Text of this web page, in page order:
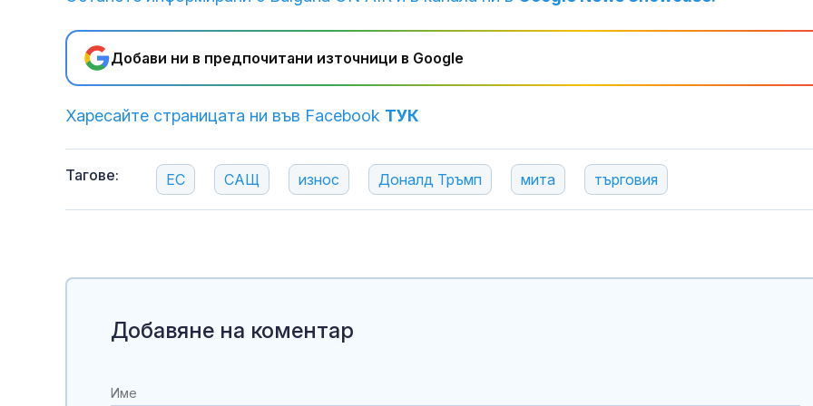
Добави ни в предпочитани източници в Google
Харесайте страницата ни във Facebook ТУК
Тагове: ЕС САЩ износ Доналд Тръмп мита търговия
Добавяне на коментар